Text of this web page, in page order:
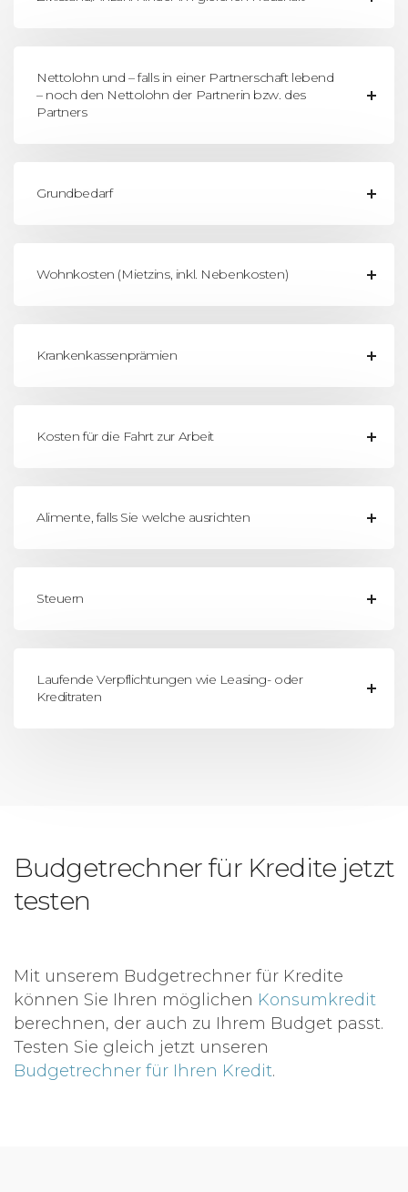
Nettolohn und – falls in einer Partnerschaft lebend
– noch den Nettolohn der Partnerin bzw. des
Partners
Grundbedarf
Wohnkosten (Mietzins, inkl. Nebenkosten)
Krankenkassenprämien
Kosten für die Fahrt zur Arbeit
Alimente, falls Sie welche ausrichten
Steuern
Laufende Verpflichtungen wie Leasing- oder
Kreditraten
Budgetrechner für Kredite jetzt
testen
Mit unserem Budgetrechner für Kredite
können Sie Ihren möglichen Konsumkredit
berechnen, der auch zu Ihrem Budget passt.
Testen Sie gleich jetzt unseren
Budgetrechner für Ihren Kredit.